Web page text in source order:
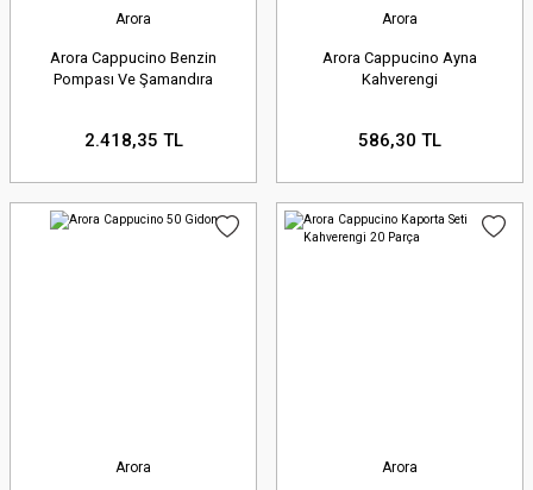
Arora
Arora Cappucino Benzin
Pompası Ve Şamandıra
2.418,35 TL
Arora
Arora Cappucino Ayna
Kahverengi
586,30 TL
Arora Arora